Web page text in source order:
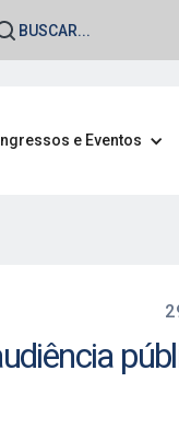
e Eventos